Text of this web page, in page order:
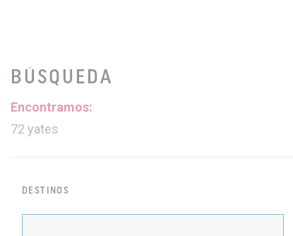
BÚSQUEDA
Encontramos:
72 yates
DESTINOS